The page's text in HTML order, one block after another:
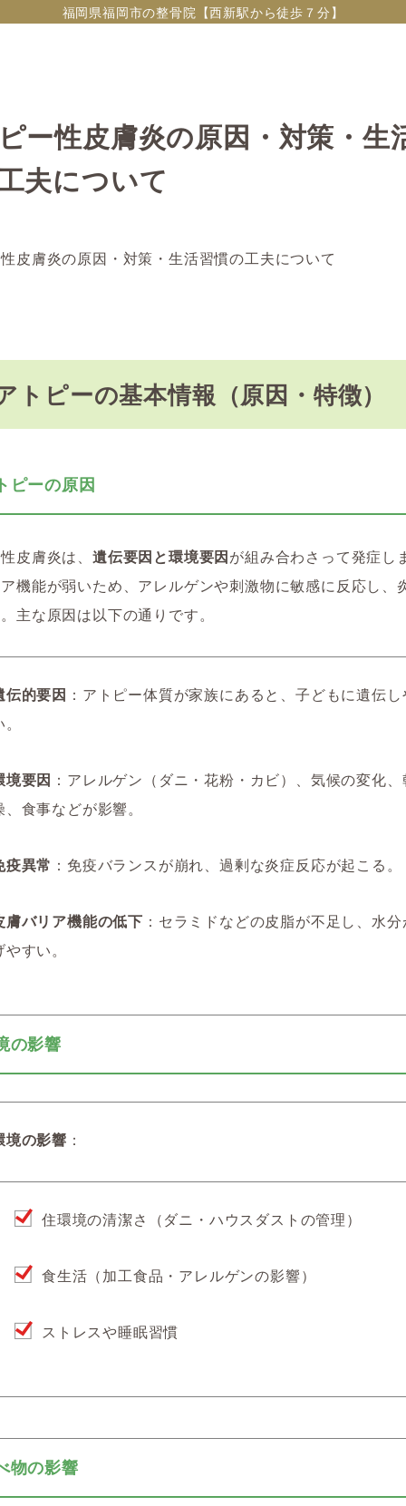
福岡県福岡市の整骨院【西新駅から徒歩７分】
ー性皮膚炎の原因・対策・生
夫について
皮膚炎の原因・対策・生活習慣の工夫について
トピーの基本情報（原因・特徴）
ピーの原因
皮膚炎は、 遺伝要因と環境要因が組み合わさって発症し
機能が弱いため、アレルゲンや刺激物に敏感に反応し、
主な原因は以下の通りです。
伝的要因 ：アトピー体質が家族にあると、子どもに遺伝
境要因 ：アレルゲン（ダニ・花粉・カビ）、気候の変化、
、食事などが影響。
疫異常 ：免疫バランスが崩れ、過剰な炎症反応が起こる。
膚バリア機能の低下 ：セラミドなどの皮脂が不足し、水
やすい。
の影響
境の影響 ：
住環境の清潔さ（ダニ・ハウスダストの管理）
食生活（加工食品・アレルゲンの影響）
ストレスや睡眠習慣
物の影響